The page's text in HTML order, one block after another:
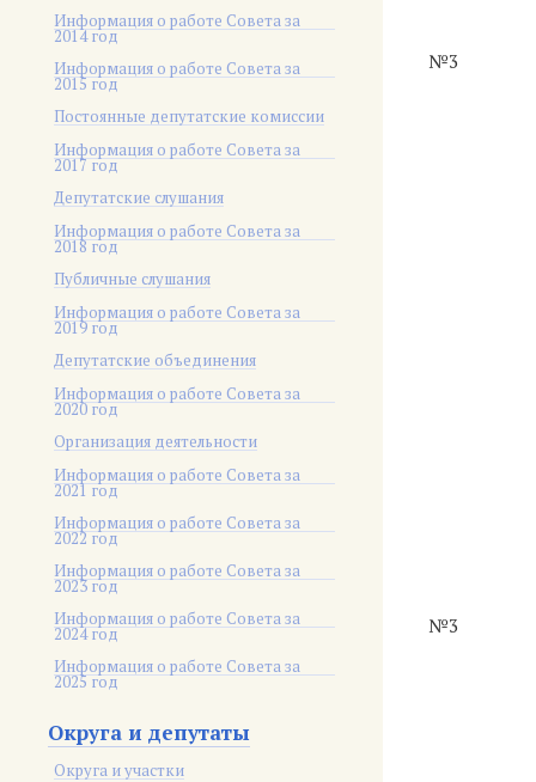
Информация о работе Совета за
2014 год
Информация о работе Совета за
2015 год
Постоянные депутатские комиссии
Информация о работе Совета за
2017 год
Депутатские слушания
Информация о работе Совета за
2018 год
Публичные слушания
Информация о работе Совета за
2019 год
Депутатские объединения
Информация о работе Совета за
2020 год
Организация деятельности
Информация о работе Совета за
2021 год
Информация о работе Совета за
2022 год
Информация о работе Совета за
2023 год
Информация о работе Совета за
2024 год
Информация о работе Совета за
2025 год
Округа и депутаты
Округа и участки
№3
№3